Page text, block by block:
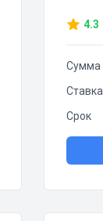
4.3
Сумма
Ставка
Срок